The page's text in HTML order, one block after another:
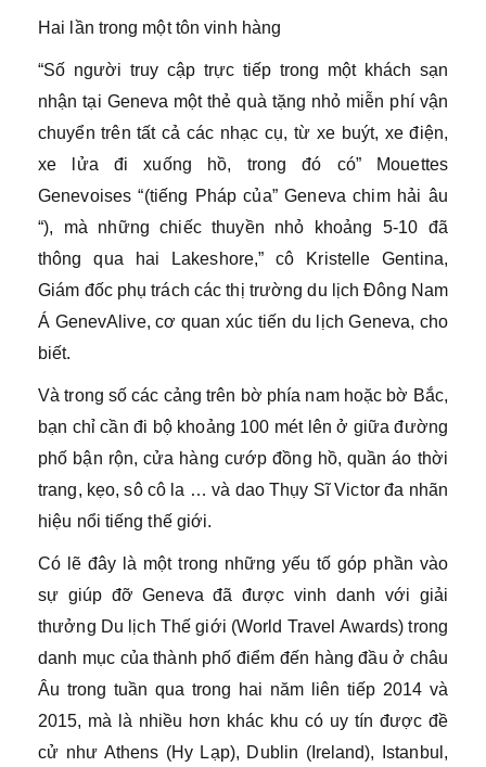
Hai lần trong một tôn vinh hàng
“Số người truy cập trực tiếp trong một khách sạn
nhận tại Geneva một thẻ quà tặng nhỏ miễn phí vận
chuyển trên tất cả các nhạc cụ, từ xe buýt, xe điện,
xe lửa đi xuống hồ, trong đó có” Mouettes
Genevoises “(tiếng Pháp của” Geneva chim hải âu
“), mà những chiếc thuyền nhỏ khoảng 5-10 đã
thông qua hai Lakeshore,” cô Kristelle Gentina,
Giám đốc phụ trách các thị trường du lịch Đông Nam
Á GenevAlive, cơ quan xúc tiến du lịch Geneva, cho
biết.
Và trong số các cảng trên bờ phía nam hoặc bờ Bắc,
bạn chỉ cần đi bộ khoảng 100 mét lên ở giữa đường
phố bận rộn, cửa hàng cướp đồng hồ, quần áo thời
trang, kẹo, sô cô la … và dao Thụy Sĩ Victor đa nhãn
hiệu nổi tiếng thế giới.
Có lẽ đây là một trong những yếu tố góp phần vào
sự giúp đỡ Geneva đã được vinh danh với giải
thưởng Du lịch Thế giới (World Travel Awards) trong
danh mục của thành phố điểm đến hàng đầu ở châu
Âu trong tuần qua trong hai năm liên tiếp 2014 và
2015, mà là nhiều hơn khác khu có uy tín được đề
cử như Athens (Hy Lạp), Dublin (Ireland), Istanbul,